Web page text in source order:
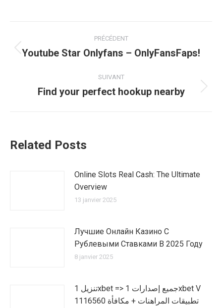
article
PRÉCÉDENT
Article
:
Youtube Star Onlyfans – OnlyFansFaps!
SUIVANT
Article
Find your perfect hookup nearby
Related Posts
Online Slots Real Cash: The Ultimate
Overview
13 janvier 2025
Лучшие Онлайн Казино С
Рублевыми Ставками В 2025 Году
8 janvier 2025
تنزيل 1xbet => جميع إصدارات 1xbet V
1116560 تطبيقات المراهنات + مكافأة